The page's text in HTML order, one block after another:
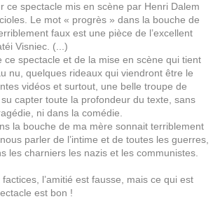
ce spectacle mis en scène par Henri Dalem
Le mot « progrès » dans la bouche de
faux est une pièce de l’excellent
Visniec. (...)
ce spectacle et de la mise en scène qui tient
nu, quelques rideaux qui viendront être le
vidéos et surtout, une belle troupe de
capter toute la profondeur du texte, sans
ni dans la comédie.
la bouche de ma mère sonnait terriblement
parler de l’intime et de toutes les guerres,
les charniers les nazis et les communistes.
l’amitié est fausse, mais ce qui est
est bon !